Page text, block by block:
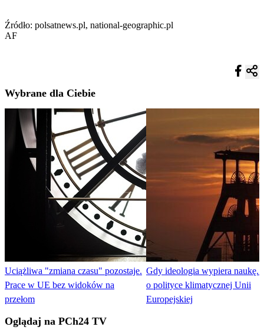
Źródło: polsatnews.pl, national-geographic.pl
AF
Wybrane dla Ciebie
Uciążliwa "zmiana czasu" pozostaje.
Prace w UE bez widoków na
przełom
Gdy ideologia wypiera naukę.
o polityce klimatycznej Unii
Europejskiej
Oglądaj na PCh24 TV